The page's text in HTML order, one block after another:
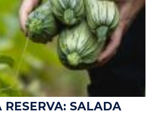
RESERVA: SALADA